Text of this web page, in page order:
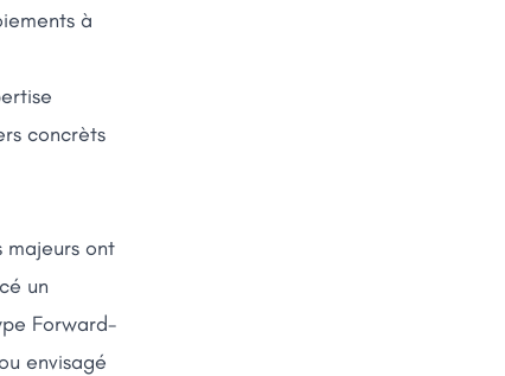
à
concrèts
majeurs ont
un
Forward-
envisagé